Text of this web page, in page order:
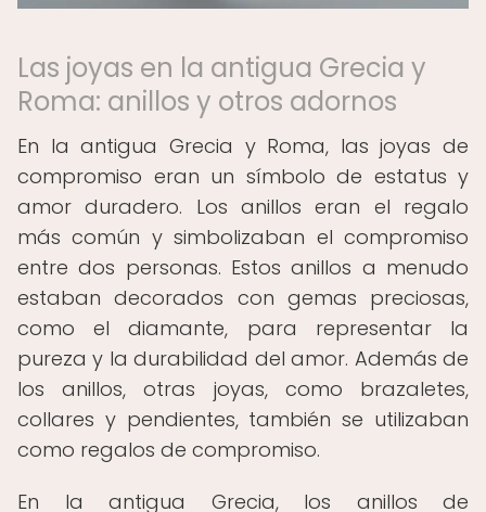
Las joyas en la antigua Grecia y
Roma: anillos y otros adornos
En la antigua Grecia y Roma, las joyas de
compromiso eran un símbolo de estatus y
amor duradero. Los anillos eran el regalo
más común y simbolizaban el compromiso
entre dos personas. Estos anillos a menudo
estaban decorados con gemas preciosas,
como el diamante, para representar la
pureza y la durabilidad del amor. Además de
los anillos, otras joyas, como brazaletes,
collares y pendientes, también se utilizaban
como regalos de compromiso.
En la antigua Grecia, los anillos de